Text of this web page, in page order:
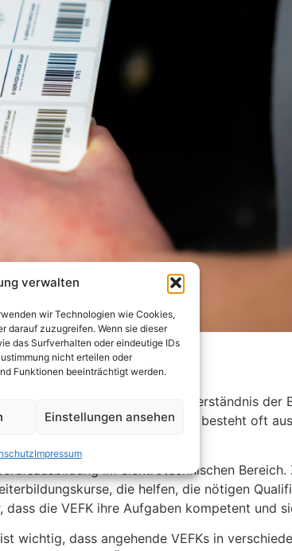
verwalten
wir Technologien wie Cookies,
darauf zuzugreifen. Wenn sie dieser
das Surfverhalten oder eindeutige IDs
nicht erteilen oder
Funktionen beeinträchtigt werden.
Einstellungen ansehen
Impressum
Sie erfordert ein tiefes Verständnis der
Der Ausbildungsprozess besteht oft
im elektrotechnischen
die helfen, die nötigen
die VEFK ihre Aufgaben kompetent und
dass angehende VEFKs in